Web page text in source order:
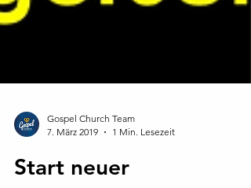
7. März 2019
1 Min. Lesezeit